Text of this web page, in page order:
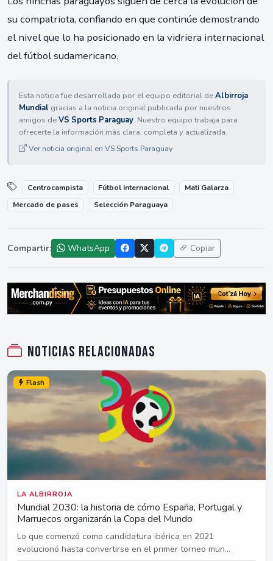
su compatriota, confiando en que continúe demostrando
el nivel que lo ha posicionado en la vidriera internacional
del fútbol sudamericano.
Esta noticia fue desarrollada por el equipo editorial deAlbirroja
Mundial gracias a la noticia original publicada por nuestros
amigos deVS Sports Paraguay. Nuestro equipo trabaja para
ofrecerte la información más clara, completa y actualizada.
Ver noticia original en VS Sports Paraguay
Centrocampista Fútbol Internacional
Mati Galarza
Mercado de pases
Selección Paraguaya
Compartir: WhatsApp Copiar
Noticias relacionadas
Flash
LA ALBIRROJA
Mundial 2030: la historia de cómo España, Portugal y
Marruecos organizarán la Copa del Mundo
Lo que comenzó como candidatura ibérica en 2021
evolucionó hasta convertirse en el primer torneo mun...